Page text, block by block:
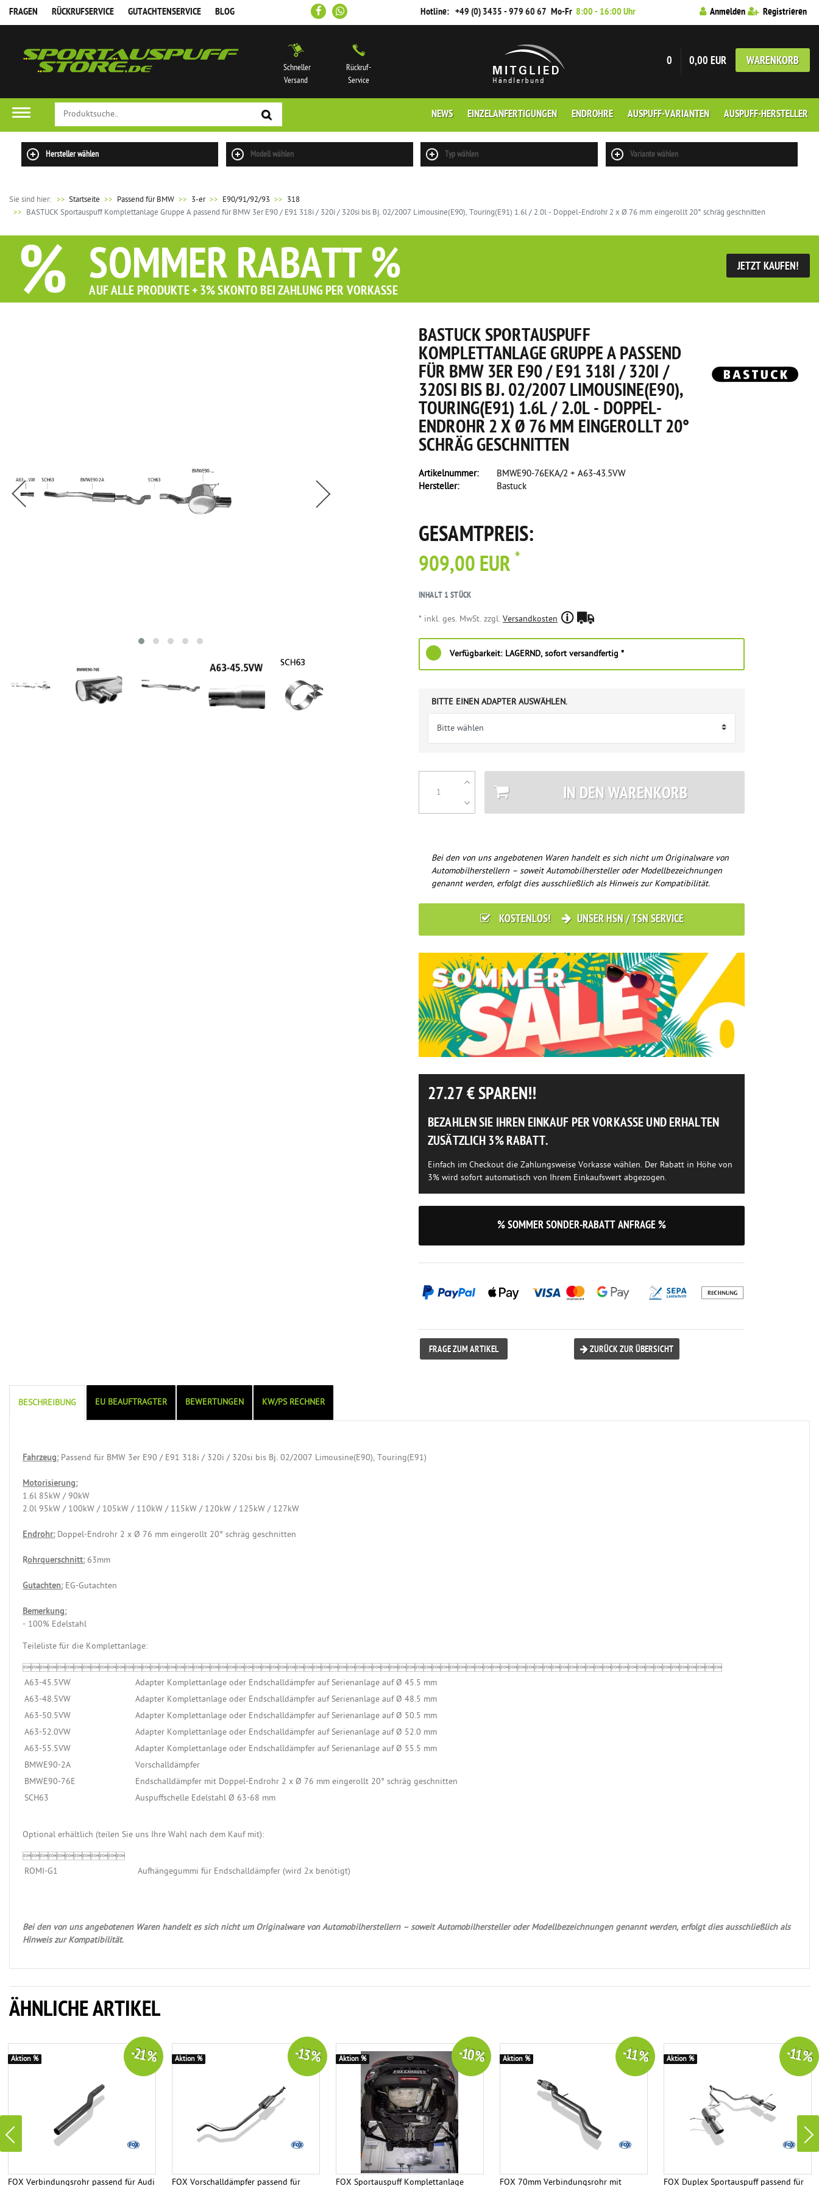
FRAGEN RÜCKRUFSERVICE GUTACHTENSERVICE BLOG Hotline: +49 (0) 3435 - 979 60 67 Mo-Fr 8:00 - 16:00 Uhr Anmelden Registrieren
0 0,00 EUR WARENKORB
Schneller
Versand
Rückruf-
Service
NEWS EINZELANFERTIGUNGEN ENDROHRE AUSPUFF-VARIANTEN AUSPUFF-HERSTELLER
Hersteller wählen Modell wählen Typ wählen Variante wählen
Sie sind hier: >> Startseite Passend für BMW 3-er E90/91/92/93
318
BASTUCK Sportauspuff Komplettanlage Gruppe A passend für BMW 3er E90 / E91 318i / 320i / 320si bis Bj. 02/2007 Limousine(E90), Touring(E91) 1.6l / 2.0l - Doppel-Endrohr 2 x Ø 76 mm eingerollt 20° schräg geschnitten
% SOMMER RABATT %
AUF ALLE PRODUKTE + 3% SKONTO BEI ZAHLUNG PER VORKASSE
JETZT KAUFEN!
BASTUCK SPORTAUSPUFF
KOMPLETTANLAGE GRUPPE A PASSEND
FÜR BMW 3ER E90 / E91 318I / 320I /
320SI BIS BJ. 02/2007 LIMOUSINE(E90),
TOURING(E91) 1.6L / 2.0L - DOPPEL-
ENDROHR 2 X Ø 76 MM EINGEROLLT 20°
SCHRÄG GESCHNITTEN
Artikelnummer:
BMWE90-76EKA/2 + A63-43.5VW
Hersteller:
Bastuck
GESAMTPREIS:
909,00 EUR *
INHALT 1STÜCK
* inkl. ges. MwSt. zzgl. Versandkosten
Verfügbarkeit: LAGERND, sofort versandfertig *
BITTE EINEN ADAPTER AUSWÄHLEN.
IN DEN WARENKORB
Bei den von uns angebotenen Waren handelt es sich nicht um Originalware von
Automobilherstellern – soweit Automobilhersteller oder Modellbezeichnungen
genannt werden, erfolgt dies ausschließlich als Hinweis zur Kompatibilität.
KOSTENLOS! UNSER HSN / TSN SERVICE
27.27€ SPAREN!!
BEZAHLEN SIE IHREN EINKAUF PER VORKASSE UND ERHALTEN
ZUSÄTZLICH 3% RABATT.
Einfach im Checkout die Zahlungsweise Vorkasse wählen. Der Rabatt in Höhe von
3% wird sofort automatisch von Ihrem Einkaufswert abgezogen.
% SOMMER SONDER-RABATT ANFRAGE %
FRAGE ZUM ARTIKEL ZURÜCK ZUR ÜBERSICHT
BESCHREIBUNG EU BEAUFTRAGTER BEWERTUNGEN KW/PS RECHNER
Fahrzeug:Passend für BMW 3er E90 / E91 318i / 320i / 320si bis Bj. 02/2007 Limousine(E90), Touring(E91)
Motorisierung:
1.6l 85kW / 90kW
2.0l 95kW / 100kW / 105kW / 110kW / 115kW / 120kW / 125kW / 127kW
Endrohr:Doppel-Endrohr 2 x Ø 76 mm eingerollt 20° schräg geschnitten
Rohrquerschnitt:63mm
Gutachten:EG-Gutachten
Bemerkung:
- 100% Edelstahl
Teileliste für die Komplettanlage:

A63-45.5VW
Adapter Komplettanlage oder Endschalldämpfer auf Serienanlage auf Ø 45.5 mm
A63-48.5VW
Adapter Komplettanlage oder Endschalldämpfer auf Serienanlage auf Ø 48.5 mm
A63-50.5VW
Adapter Komplettanlage oder Endschalldämpfer auf Serienanlage auf Ø 50.5 mm
A63-52.0VW
Adapter Komplettanlage oder Endschalldämpfer auf Serienanlage auf Ø 52.0 mm
A63-55.5VW
Adapter Komplettanlage oder Endschalldämpfer auf Serienanlage auf Ø 55.5 mm
BMWE90-2A
Vorschalldämpfer
BMWE90-76E
Endschalldämpfer mit Doppel-Endrohr 2 x Ø 76 mm eingerollt 20° schräg geschnitten
SCH63
Auspuffschelle Edelstahl Ø 63-68 mm
Optional erhältlich (teilen Sie uns Ihre Wahl nach dem Kauf mit):

ROMI-G1
Aufhängegummi für Endschalldämpfer (wird 2x benötigt)
Bei den von uns angebotenen Waren handelt es sich nicht um Originalware von Automobilherstellern – soweit Automobilhersteller oder Modellbezeichnungen genannt werden, erfolgt dies ausschließlich als
Hinweis zur Kompatibilität.
ÄHNLICHE ARTIKEL
FOX Verbindungsrohr passend für Audi
-21 %
Aktion %
FOX Vorschalldämpfer passend für
-13 %
Aktion %
FOX Sportauspuff Komplettanlage
-10 %
Aktion %
FOX 70mm Verbindungsrohr mit
-11 %
Aktion %
FOX Duplex Sportauspuff passend für
-11 %
Aktion %